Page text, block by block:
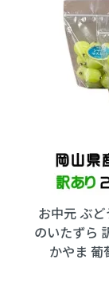
お中元 ぶ
のいたずら
かやま 葡